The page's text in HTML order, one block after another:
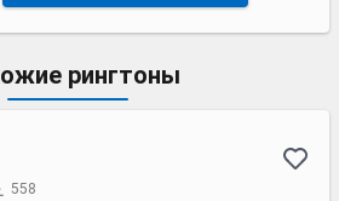
рингтоны
558